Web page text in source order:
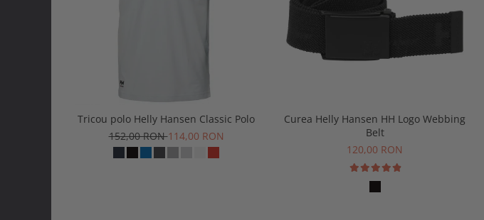
Tricou polo Helly Hansen Classic Polo
152,00 RON114,00 RON
Curea Helly Hansen HH Logo Webbing
Belt
120,00 RON